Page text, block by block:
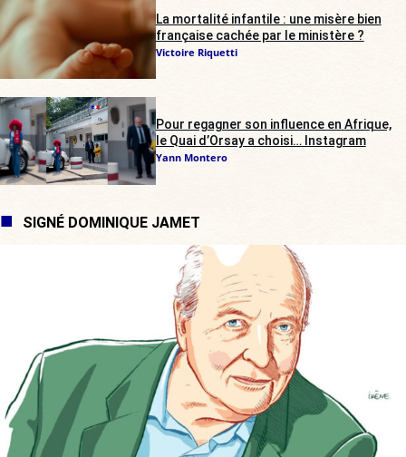
La mortalité infantile : une misère bien
française cachée par le ministère ?
Victoire Riquetti
Pour regagner son influence en Afrique,
le Quai d’Orsay a choisi… Instagram
Yann Montero
SIGNÉ DOMINIQUE JAMET